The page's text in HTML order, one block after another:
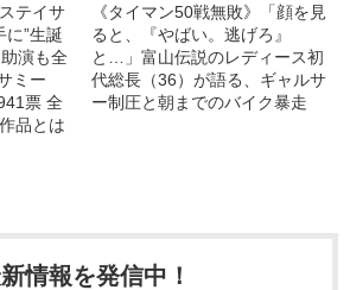
テイサ
に”生誕
演も全
ミー
票 全
品とは
《タイマン50戦無敗》「顔を見
ると、『やばい。逃げろ』
と…」富山伝説のレディース初
代総長（36）が語る、ギャルサ
ー制圧と朝までのバイク暴走
情報を発信中！